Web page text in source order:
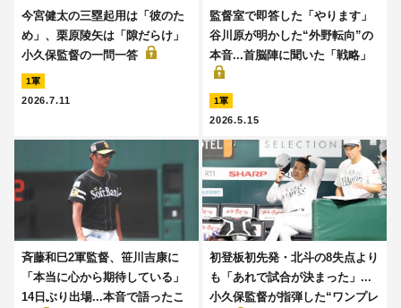
今宮健太の三塁起用は「彼のた
め」、栗原陵矢は「隙だらけ」
小久保監督の一問一答
1軍
2026.7.11
監督室で即答した「やります」
谷川原が明かした“外野転向”の
本音...首脳陣に聞いた「戦略」
1軍
2026.5.15
斉藤和巳2軍監督、笹川吉康に
「本当に心から期待している」
14日ぶり出場...本音で語ったこ
初登板初先発・北斗の8失点より
も「あれで試合が決まった」...
小久保監督が指弾した“ワンプレ